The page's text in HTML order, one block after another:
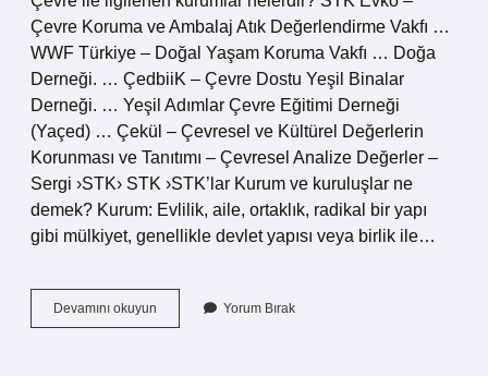
Çevre Koruma ve Ambalaj Atık Değerlendirme Vakfı …
WWF Türkiye – Doğal Yaşam Koruma Vakfı … Doğa
Derneği. … ÇedbiiK – Çevre Dostu Yeşil Binalar
Derneği. … Yeşil Adımlar Çevre Eğitimi Derneği
(Yaçed) … Çekül – Çevresel ve Kültürel Değerlerin
Korunması ve Tanıtımı – Çevresel Analize Değerler –
Sergi ›STK› STK ›STK’lar Kurum ve kuruluşlar ne
demek? Kurum: Evlilik, aile, ortaklık, radikal bir yapı
gibi mülkiyet, genellikle devlet yapısı veya birlik ile…
Devamını okuyun
Kurum
Yorum Bırak